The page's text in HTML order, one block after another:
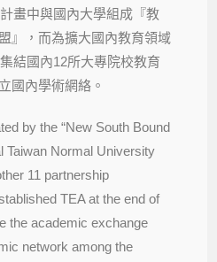
畫中與國內大學組成『教
』，而為擴大國內教育領域
結國內12所大專院校教育
國內學術網絡。
by the “New South Bound
Taiwan Normal University
11 partnership
TEA at the end of
the academic exchange
network among the